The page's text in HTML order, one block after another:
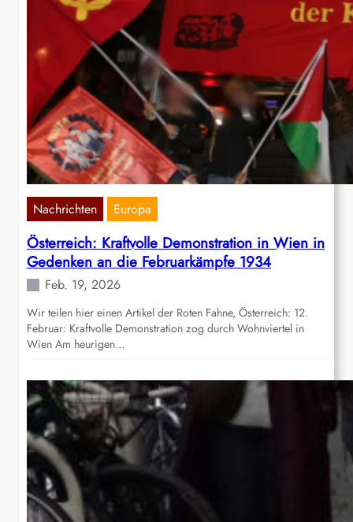
Nachrichten Europa
Österreich: Kraftvolle Demonstration in Wien in
Gedenken an die Februarkämpfe 1934
Feb. 19, 2026
Wir teilen hier einen Artikel der Roten Fahne, Österreich: 12.
Februar: Kraftvolle Demonstration zog durch Wohnviertel in
Wien Am heurigen…